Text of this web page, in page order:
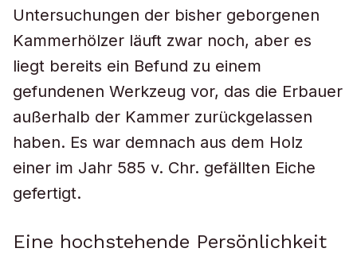
Untersuchungen der bisher geborgenen
Kammerhölzer läuft zwar noch, aber es
liegt bereits ein Befund zu einem
gefundenen Werkzeug vor, das die Erbauer
außerhalb der Kammer zurückgelassen
haben. Es war demnach aus dem Holz
einer im Jahr 585 v. Chr. gefällten Eiche
gefertigt.
Eine hochstehende Persönlichkeit